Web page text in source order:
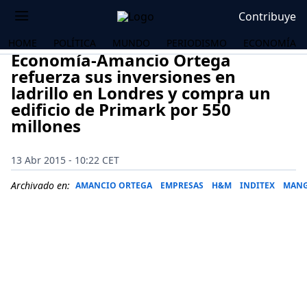
Contribuye
HOME POLÍTICA MUNDO PERIODISMO ECONOMÍA
Economía-Amancio Ortega
refuerza sus inversiones en
ladrillo en Londres y compra un
edificio de Primark por 550
millones
13 Abr 2015 - 10:22 CET
Archivado en: AMANCIO ORTEGA EMPRESAS H&M INDITEX